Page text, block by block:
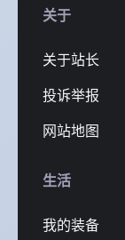
关于
关于站长
投诉举报
网站地图
生活
我的装备